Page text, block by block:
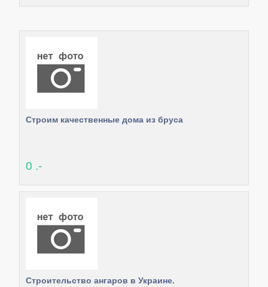
Строим качественные дома из бруса
0 .-
Строительство ангаров в Украине.